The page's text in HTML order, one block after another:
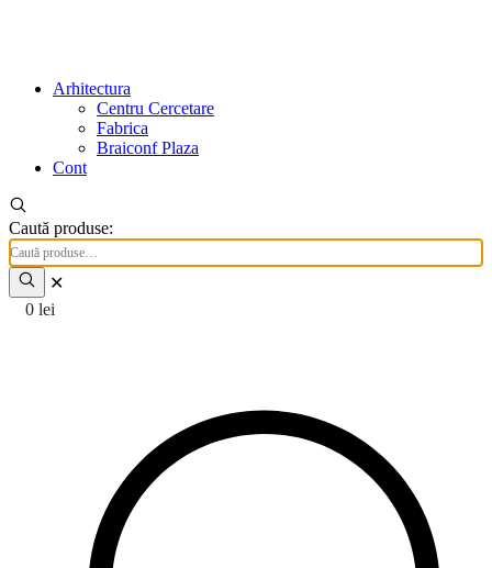
Arhitectura
Centru Cercetare
Fabrica
Braiconf Plaza
Cont
Caută produse:
✕
0 lei